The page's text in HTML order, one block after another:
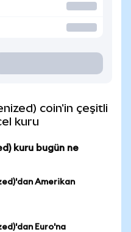
coin'in çeşitli
kuru
kuru bugün ne
Amerikan
Euro'na